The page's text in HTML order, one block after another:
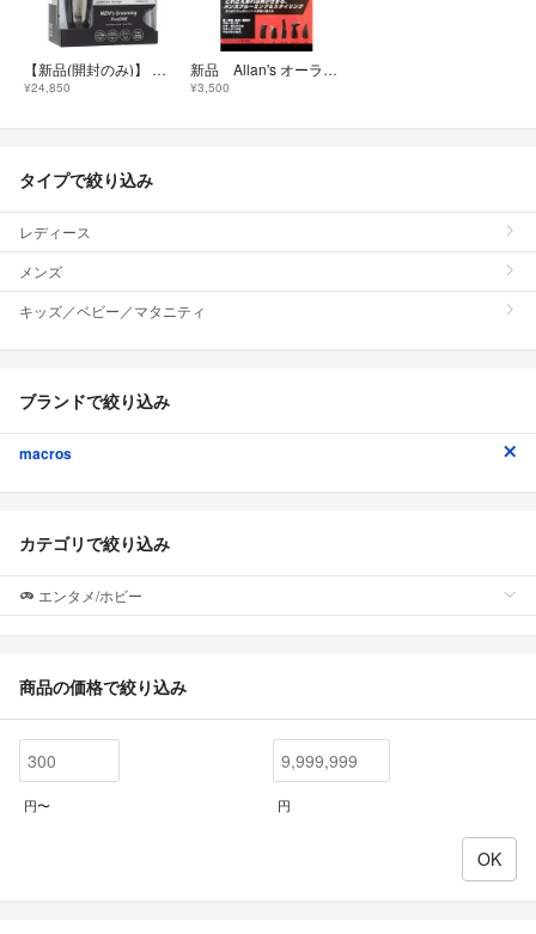
【新品(開封のみ)】 マクロス メンズグルーミング パーフェクトワン Allans MEBM-55
¥24,850
新品 Allan's オーランズ メンズグルーミング５ バリカン 鼻毛カッター
¥3,500
タイプで絞り込み
レディース
メンズ
キッズ／ベビー／マタニティ
ブランドで絞り込み
macros
カテゴリで絞り込み
エンタメ/ホビー
商品の価格で絞り込み
円〜 円